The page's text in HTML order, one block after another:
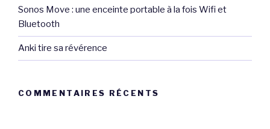
Sonos Move : une enceinte portable à la fois Wifi et
Bluetooth
Anki tire sa révérence
COMMENTAIRES RÉCENTS